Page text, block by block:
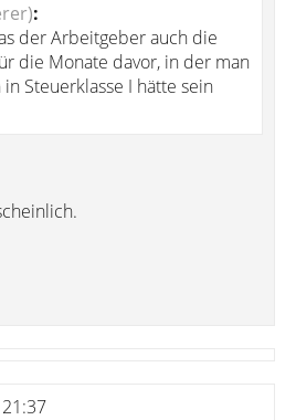
:
der Arbeitgeber auch die
die Monate davor, in der man
Steuerklasse I hätte sein